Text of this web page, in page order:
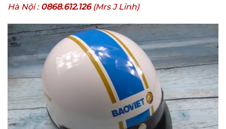
Hà Nội : 0868.612.126 (Mrs J Linh)